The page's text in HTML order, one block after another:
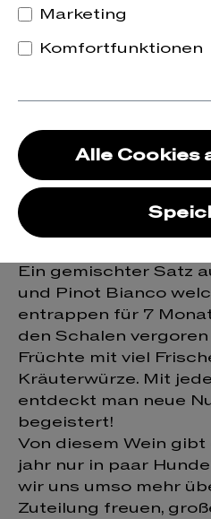
2022
Der Mali spielt im
anderen Weinen von
Ein gemischter Satz
und Pinot Bianco
entrappen für 7
den Schalen
Früchte mit viel
Kräuterwürze. Mit
entdeckt man neue
begeistert!
Von diesem Wein
jahr nur in paar
wir uns umso mehr
Zuteilung freuen,
Marketing
Komfortfunktionen
Alle Cookies